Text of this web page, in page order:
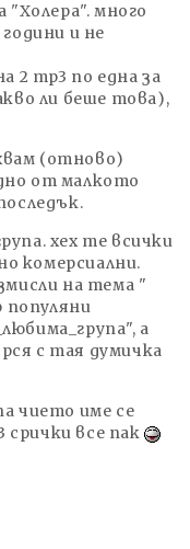
"Холера". много
и не
2 mp3 по една за
ли беше това),
(отново)
от малкото
хех те всички
комерсиални.
на тема "
популяни
а
с тая думичка
чието име се
срички все пак